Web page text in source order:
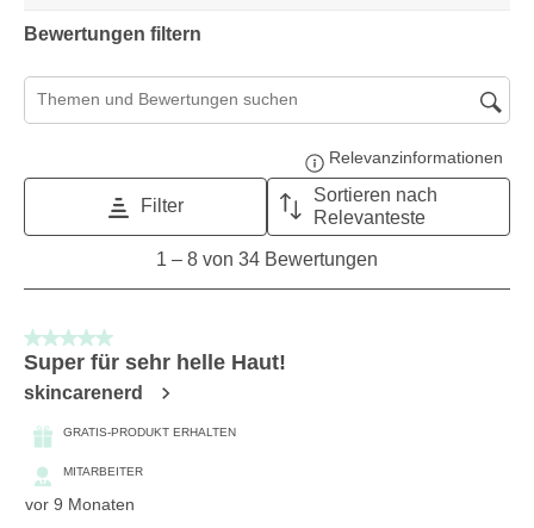
Bewertungen filtern
Suchthemen und Bewertungen Suchregion
Relevanzinformationen
Filter
Sortieren nach
Relevanteste
von
34
Bewertungen.
1 – 8 von 34 Bewertungen
5 von 5 Sternen.
Super für sehr helle Haut!
skincarenerd
GRATIS-PRODUKT ERHALTEN
MITARBEITER
vor 9 Monaten